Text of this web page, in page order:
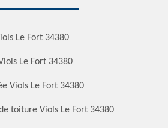
Le Fort 34380
Le Fort 34380
Viols Le Fort 34380
toiture Viols Le Fort 34380